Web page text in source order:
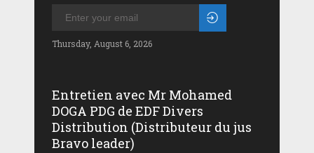
Thursday, August 6, 2026
Entretien avec Mr Mohamed
DOGA PDG de EDF Divers
Distribution (Distributeur du jus
Bravo leader)